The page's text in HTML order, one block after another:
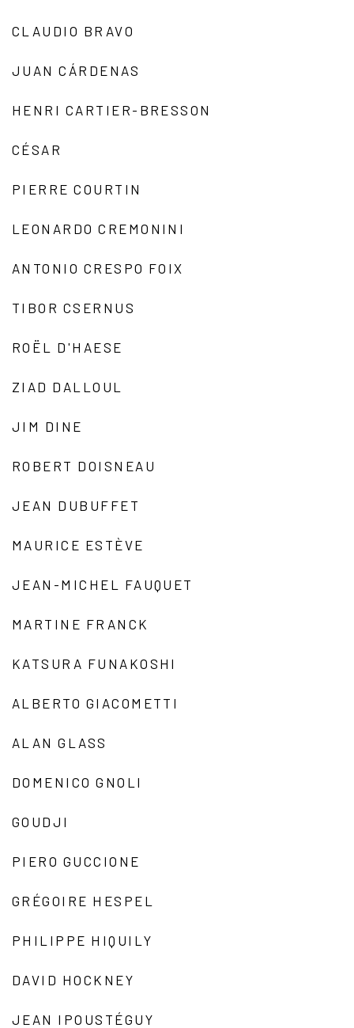
CLAUDIO BRAVO
JUAN CÁRDENAS
HENRI CARTIER-BRESSON
CÉSAR
PIERRE COURTIN
LEONARDO CREMONINI
ANTONIO CRESPO FOIX
TIBOR CSERNUS
ROËL D'HAESE
ZIAD DALLOUL
JIM DINE
ROBERT DOISNEAU
JEAN DUBUFFET
MAURICE ESTÈVE
JEAN-MICHEL FAUQUET
MARTINE FRANCK
KATSURA FUNAKOSHI
ALBERTO GIACOMETTI
ALAN GLASS
DOMENICO GNOLI
GOUDJI
PIERO GUCCIONE
GRÉGOIRE HESPEL
PHILIPPE HIQUILY
DAVID HOCKNEY
JEAN IPOUSTÉGUY